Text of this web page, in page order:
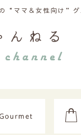
“ママ＆女性向け”グ